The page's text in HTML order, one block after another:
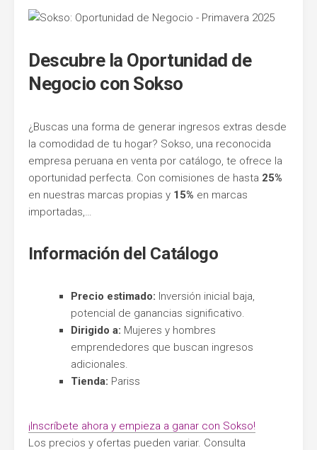
Metro
Claro
Descubre la Oportunidad de
Negocio con Sokso
¿Buscas una forma de generar ingresos extras desde
la comodidad de tu hogar? Sokso, una reconocida
empresa peruana en venta por catálogo, te ofrece la
oportunidad perfecta. Con comisiones de hasta 25%
en nuestras marcas propias y 15% en marcas
importadas,…
Información del Catálogo
Precio estimado: Inversión inicial baja,
potencial de ganancias significativo.
Dirigido a: Mujeres y hombres
emprendedores que buscan ingresos
adicionales.
Tienda: Pariss
¡Inscríbete ahora y empieza a ganar con Sokso!
Los precios y ofertas pueden variar. Consulta